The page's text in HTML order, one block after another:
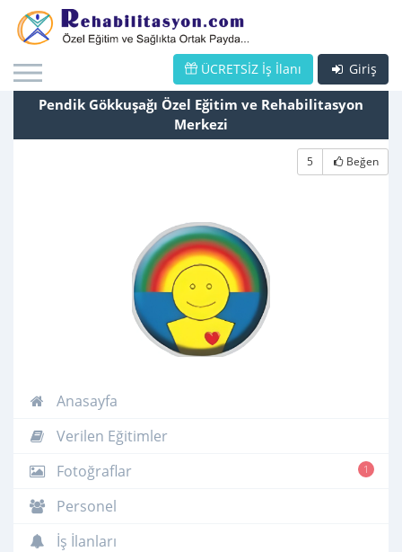
Giriş
ÜCRETSİZ İş İlanı
Pendik Gökkuşağı Özel Eğitim ve Rehabilitasyon
Merkezi
5 Beğen
Anasayfa
Verilen Eğitimler
1
Fotoğraflar
Personel
İş İlanları